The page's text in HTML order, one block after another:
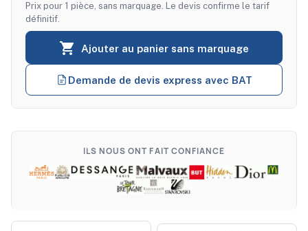
Prix pour 1 pièce, sans marquage. Le devis confirme le tarif
définitif.
 Ajouter au panier sans marquage
Demande de devis express avec BAT
ILS NOUS ONT FAIT CONFIANCE